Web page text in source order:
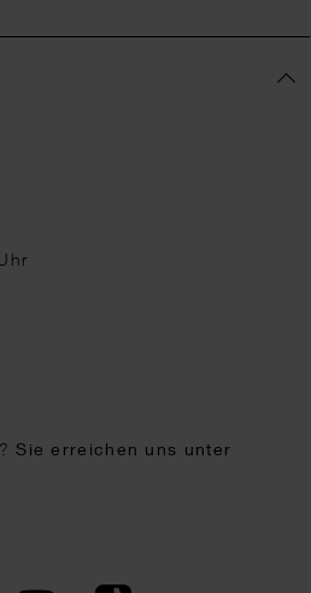
Sie erreichen uns unter